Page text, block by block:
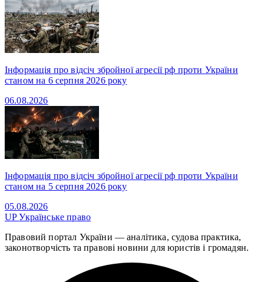
Інформація про відсіч збройної агресії рф проти України
станом на 6 серпня 2026 року
06.08.2026
Інформація про відсіч збройної агресії рф проти України
станом на 5 серпня 2026 року
05.08.2026
UPУкраїнське право
Правовий портал України — аналітика, судова практика,
законотворчість та правові новини для юристів і громадян.